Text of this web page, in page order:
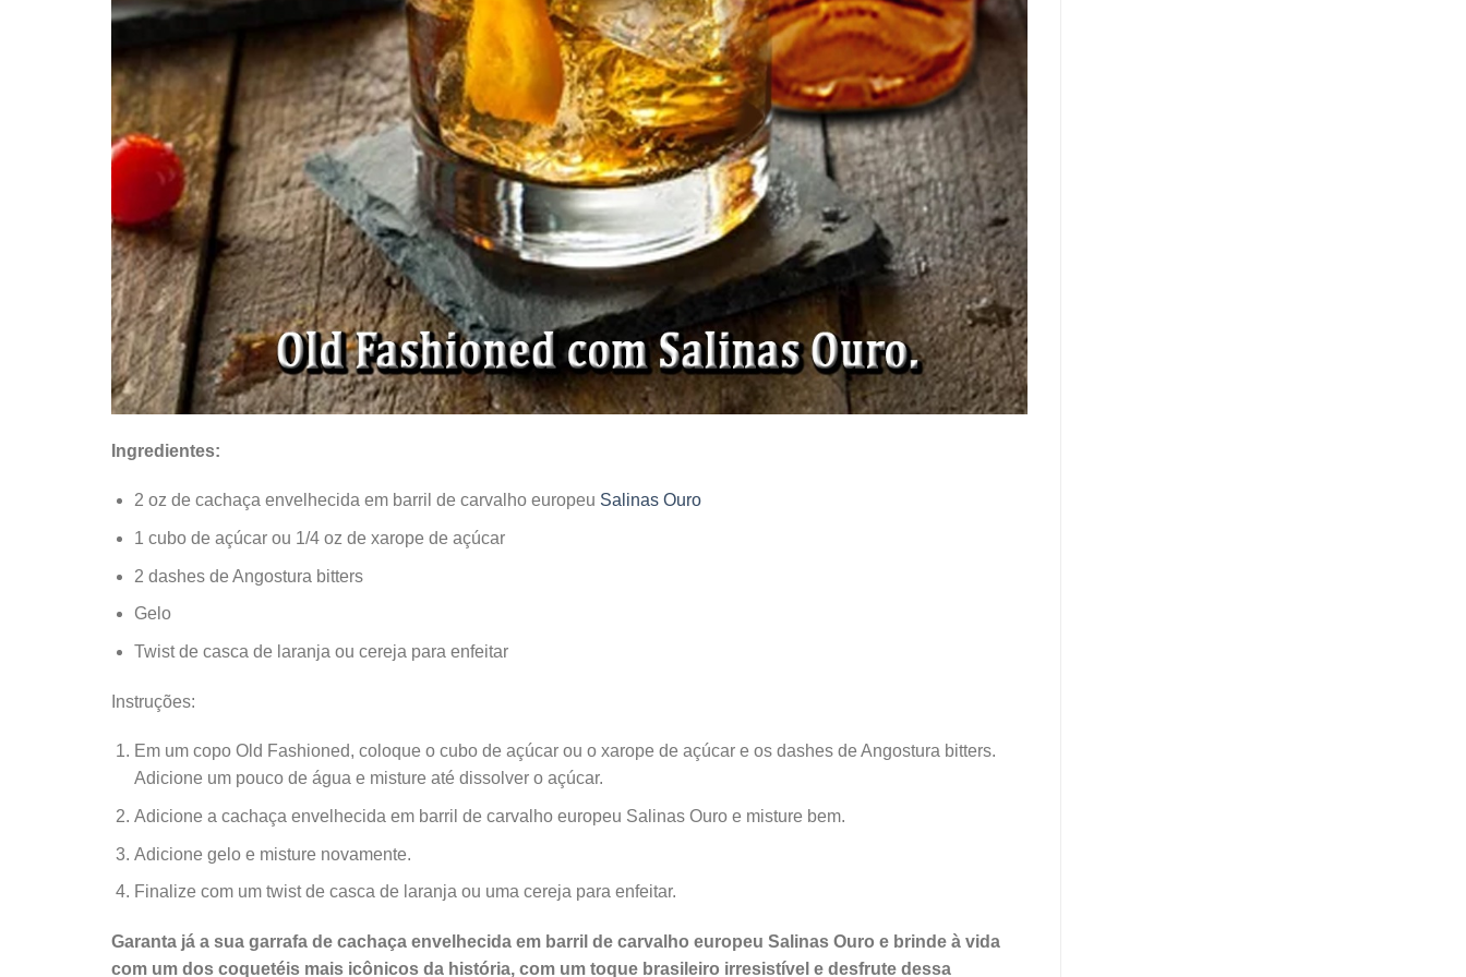
Ingredientes:
2 oz de cachaça envelhecida em barril de carvalho europeu Salinas Ouro
1 cubo de açúcar ou 1/4 oz de xarope de açúcar
2 dashes de Angostura bitters
Gelo
Twist de casca de laranja ou cereja para enfeitar
Instruções:
Em um copo Old Fashioned, coloque o cubo de açúcar ou o xarope de açúcar e os dashes de Angostura bitters.
Adicione um pouco de água e misture até dissolver o açúcar.
Adicione a cachaça envelhecida em barril de carvalho europeu Salinas Ouro e misture bem.
Adicione gelo e misture novamente.
Finalize com um twist de casca de laranja ou uma cereja para enfeitar.
Garanta já a sua garrafa de cachaça envelhecida em barril de carvalho europeu Salinas Ouro e brinde à vida
com um dos coquetéis mais icônicos da história, com um toque brasileiro irresistível e desfrute dessa